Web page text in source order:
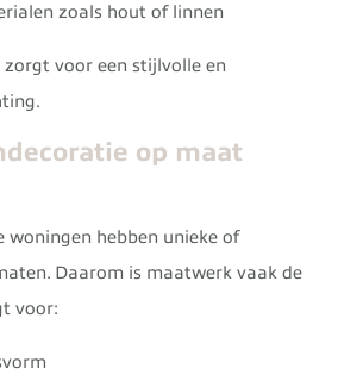
zoals hout of linnen
voor een stijlvolle en
op maat
woningen hebben unieke of
Daarom is maatwerk vaak de
voor: